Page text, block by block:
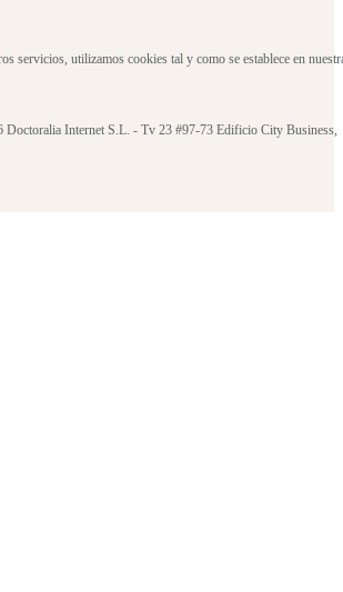
servicios, utilizamos cookies tal y como se establece en
Internet S.L. - Tv 23 #97-73 Edificio City Business,